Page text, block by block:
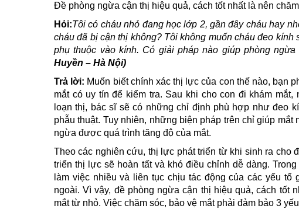
Đề phòng ngừa cận thị hiệu quả, cách tốt nhất là nên
Hỏi:Tôi có cháu nhỏ đang học lớp 2, gần đây cháu hay
cháu đã bị cận thị không? Tôi không muốn cháu đeo kính
phụ thuộc vào kính. Có giải pháp nào giúp phòng
Huyền – Hà Nội)
Trả lời: Muốn biết chính xác thị lực của con thế nào, bạn
mắt có uy tín để kiểm tra. Sau khi cho con đi khám mắt,
loạn thị, bác sĩ sẽ có những chỉ định phù hợp như đeo
phẫu thuật. Tuy nhiên, những biện pháp trên chỉ giúp mắt
ngừa được quá trình tăng độ của mắt.
Theo các nghiên cứu, thị lực phát triển từ khi sinh ra cho
triển thị lực sẽ hoàn tất và khó điều chỉnh dễ dàng.
làm việc nhiều và liên tục chịu tác động của các yếu tố
ngoài. Vì vậy, đề phòng ngừa cận thị hiệu quả, cách tốt
mắt từ nhỏ. Việc chăm sóc, bảo vệ mắt phải đảm bảo 3